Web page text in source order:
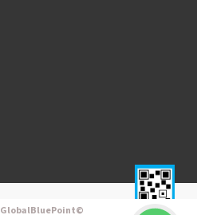
GlobalBluePoint©